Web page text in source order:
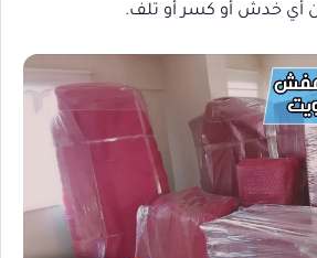
أي خدش أو كسر أو تلف.